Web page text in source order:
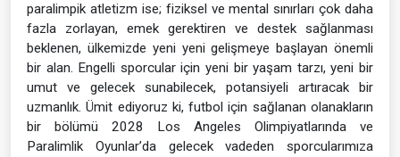
paralimpik atletizm ise; fiziksel ve mental sınırları çok daha
fazla zorlayan, emek gerektiren ve destek sağlanması
beklenen, ülkemizde yeni yeni gelişmeye başlayan önemli
bir alan. Engelli sporcular için yeni bir yaşam tarzı, yeni bir
umut ve gelecek sunabilecek, potansiyeli artıracak bir
uzmanlık. Ümit ediyoruz ki, futbol için sağlanan olanakların
bir bölümü 2028 Los Angeles Olimpiyatlarında ve
Paralimlik Oyunlar’da gelecek vadeden sporcularımıza